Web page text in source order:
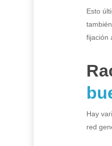
Esto
fijación
Hay
red